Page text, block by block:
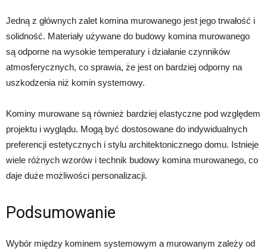
Jedną z głównych zalet komina murowanego jest jego trwałość i
solidność. Materiały używane do budowy komina murowanego
są odporne na wysokie temperatury i działanie czynników
atmosferycznych, co sprawia, że jest on bardziej odporny na
uszkodzenia niż komin systemowy.
Kominy murowane są również bardziej elastyczne pod względem
projektu i wyglądu. Mogą być dostosowane do indywidualnych
preferencji estetycznych i stylu architektonicznego domu. Istnieje
wiele różnych wzorów i technik budowy komina murowanego, co
daje duże możliwości personalizacji.
Podsumowanie
Wybór między kominem systemowym a murowanym zależy od